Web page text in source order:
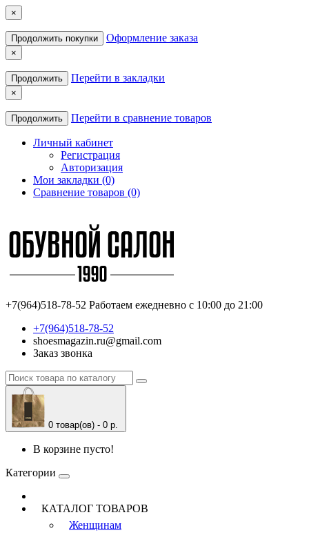
×
Продолжить покупки Оформление заказа
×
Продолжить Перейти в закладки
×
Продолжить Перейти в сравнение товаров
Личный кабинет
Регистрация
Авторизация
Мои закладки (0)
Сравнение товаров (0)
+7(964)518-78-52 Работаем ежедневно с 10:00 до 21:00
+7(964)518-78-52
shoesmagazin.ru@gmail.com
Заказ звонка
0 товар(ов) - 0 р.
В корзине пусто!
Категории
КАТАЛОГ ТОВАРОВ
Женщинам